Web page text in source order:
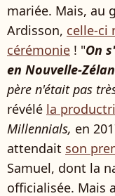
mariée. Mais, au
Ardisson, celle-ci
cérémonie ! "On
en Nouvelle-
père n'était pas
révélé la
Millennials, en
attendait son
Samuel, dont la
officialisée. Mais